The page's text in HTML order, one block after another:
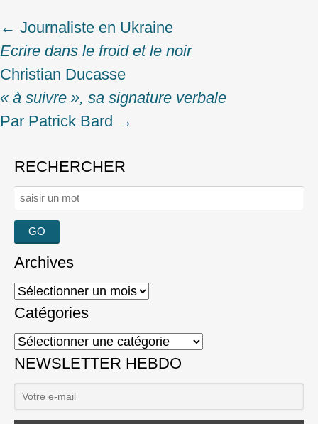
Post
navigation
← Journaliste en Ukraine
Ecrire dans le froid et le noir
Christian Ducasse
« à suivre », sa signature verbale
Par Patrick Bard →
RECHERCHER
Rechercher :
Archives
Archives
Catégories
Catégories
NEWSLETTER HEBDO